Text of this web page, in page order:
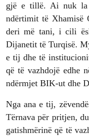
gjë e tillë. Ai nuk la
ndërtimit të Xhamisë
deri më tani, i cili
Dijanetit të Turqisë.
e tij dhe të
që të vazhdojë edhe
ndërmjet BIK-ut dhe
Nga ana e tij,
Tërnava për pritjen,
gatishmërinë që të